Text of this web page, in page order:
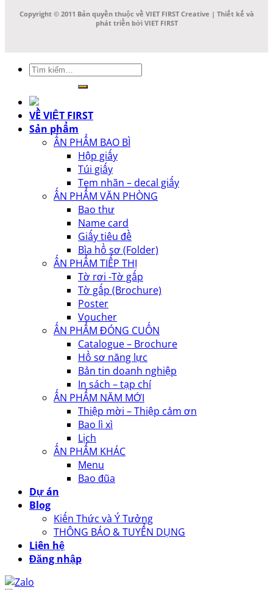
Copyright © 2011 Bản quyền thuộc về VIET FIRST Creative | Thiết kế và
phát triển bởi VIET FIRST
Tìm
VỀ VIỆT FIRST
Sản phẩm
ẤN PHẨM BAO BÌ
Hộp giấy
Túi giấy
Tem nhãn – decal giấy
ẤN PHẨM VĂN PHÒNG
Bao thư
Name card
Giấy tiêu đề
Bìa hồ sơ (Folder)
ẤN PHẨM TIẾP THỊ
Tờ rơi -Tờ gấp
Tờ gấp (Brochure)
Poster
Voucher
ẤN PHẨM ĐÓNG CUỐN
Catalogue – Brochure
Hồ sơ năng lực
Bản tin doanh nghiệp
In sách – tạp chí
ẤN PHẨM NĂM MỚI
Thiệp mời – Thiệp cảm ơn
Bao lì xì
Lịch
ẤN PHẨM KHÁC
Menu
Bao đũa
Dự án
Blog
Kiến Thức và Ý Tưởng
THÔNG BÁO & TUYỂN DỤNG
Liên hệ
Đăng nhập